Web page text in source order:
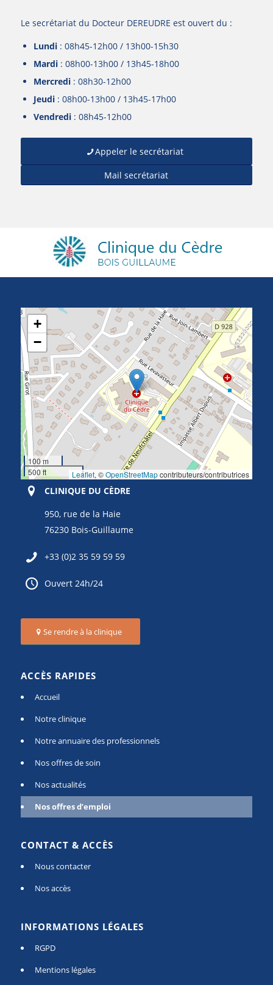
Le secrétariat du Docteur DEREUDRE est ouvert du :
Lundi: 08h45-12h00 / 13h00-15h30
Mardi: 08h00-13h00 / 13h45-18h00
Mercredi: 08h30-12h00
Jeudi: 08h00-13h00 / 13h45-17h00
Vendredi : 08h45-12h00
Appeler le secrétariat
Mail secrétariat
+
−
100 m
500 ft
Leaflet, ©OpenStreetMapcontributeurs/contributrices
CLINIQUE DU CÈDRE
950, rue de la Haie
76230 Bois-Guillaume
+33 (0)2 35 59 59 59
Ouvert 24h/24
Se rendre à la clinique
ACCÈS RAPIDES
Accueil
Notre clinique
Notre annuaire des professionnels
Nos offres de soin
Nos actualités
Nos offres d’emploi
CONTACT & ACCÈS
Nous contacter
Nos accès
INFORMATIONS LÉGALES
RGPD
Mentions légales